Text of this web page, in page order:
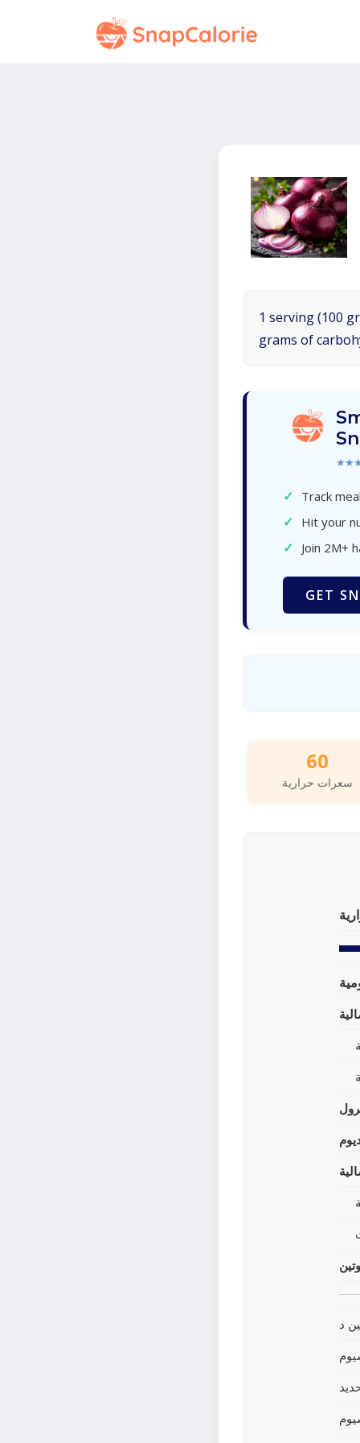
1 serving (100
grams of
✓ Track
✓ Hit your
✓ Join 2M+
GET
60
سعرات حرارية
د